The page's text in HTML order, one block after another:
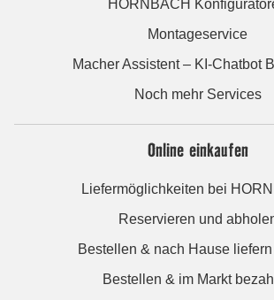
HORNBACH
Montageservice
Macher Assistent – KI-Chatbot
Noch mehr Services
Online einkaufen
Liefermöglichkeiten bei
Reservieren und
Bestellen & nach Hause
Bestellen & im Markt